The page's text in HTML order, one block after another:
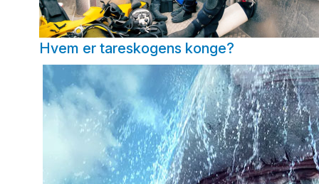
Hvem er tareskogens konge?